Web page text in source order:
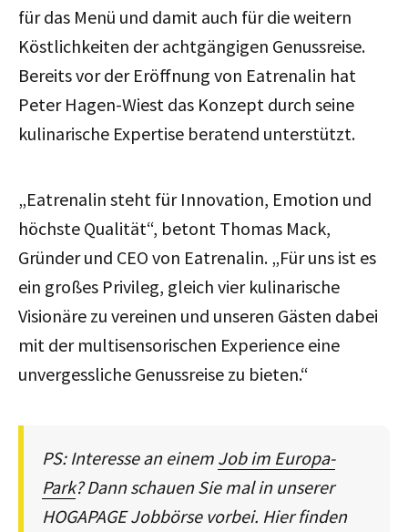
für das Menü und damit auch für die weitern
Köstlichkeiten der achtgängigen Genussreise.
Bereits vor der Eröffnung von Eatrenalin hat
Peter Hagen-Wiest das Konzept durch seine
kulinarische Expertise beratend unterstützt.
„Eatrenalin steht für Innovation, Emotion und
höchste Qualität“, betont Thomas Mack,
Gründer und CEO von Eatrenalin. „Für uns ist es
ein großes Privileg, gleich vier kulinarische
Visionäre zu vereinen und unseren Gästen dabei
mit der multisensorischen Experience eine
unvergessliche Genussreise zu bieten.“
PS: Interesse an einem Job im Europa-
Park? Dann schauen Sie mal in unserer
HOGAPAGE Jobbörse vorbei. Hier finden